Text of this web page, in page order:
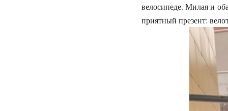
велосипеде. Милая и
приятный презент: